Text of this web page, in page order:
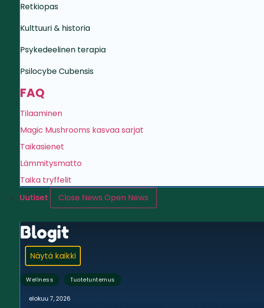
Retkiopas
Kulttuuri & historia
Psykedeelinen terapia
Psilocybe Cubensis
FAQ
Tilaaminen
Magic Mushrooms kasvaa sarjat
Taikasienet
Lämmitysmatto
Taika tryffelit
Uutiset
Close News Open News
Blogit
Näytä kaikki
Wellness , Tuotetuntemus
elokuu 7, 2026